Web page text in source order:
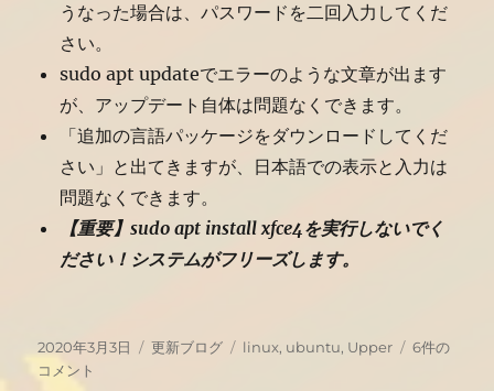
うなった場合は、パスワードを二回入力してくだ
さい。
sudo apt updateでエラーのような文章が出ます
が、アップデート自体は問題なくできます。
「追加の言語パッケージをダウンロードしてくだ
さい」と出てきますが、日本語での表示と入力は
問題なくできます。
【重要】sudo apt install xfce4を実行しないでく
ださい！システムがフリーズします。
投
稿
2020年3月3日
カ
更新ブログ
タ
linux, ubuntu, Upper
Upper
6件の
コメント